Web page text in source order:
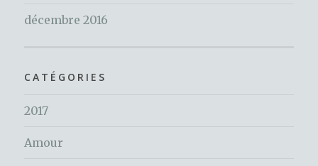
décembre 2016
CATÉGORIES
2017
Amour